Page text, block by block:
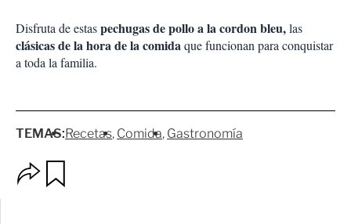
Disfruta de estaspechugas de pollo a la cordon bleu,las
clásicas de la hora de la comidaque funcionan para conquistar
a toda la familia.
TEMAS: Recetas Comida Gastronomía